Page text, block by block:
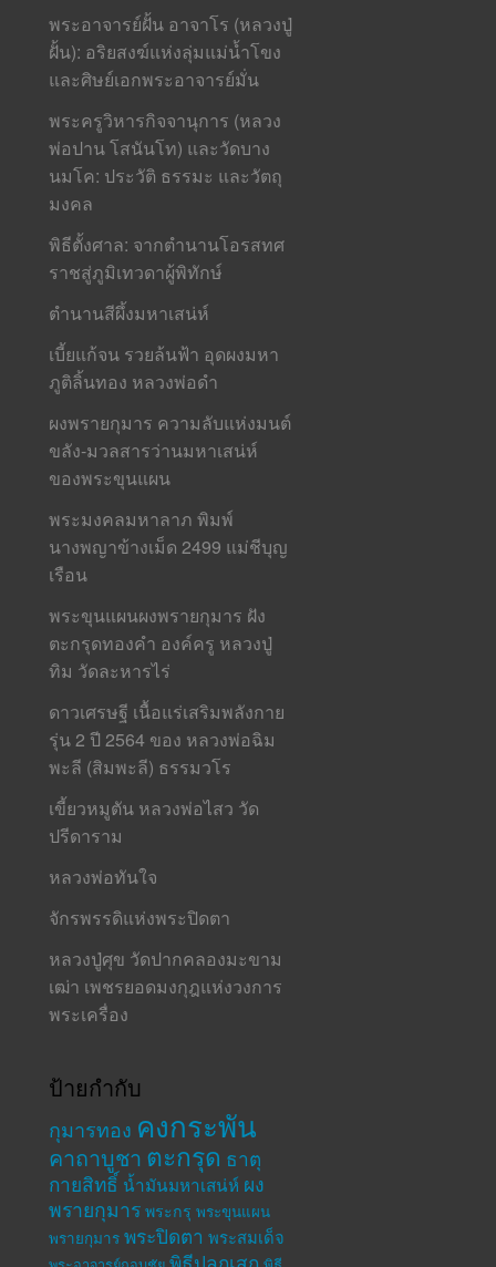
พระอาจารย์ฝั้น อาจาโร (หลวงปู่
ฝั้น): อริยสงฆ์แห่งลุ่มแม่น้ำโขง
และศิษย์เอกพระอาจารย์มั่น
พระครูวิหารกิจจานุการ (หลวง
พ่อปาน โสนันโท) และวัดบาง
นมโค: ประวัติ ธรรมะ และวัตถุ
มงคล
พิธีตั้งศาล: จากตำนานโอรสทศ
ราชสู่ภูมิเทวดาผู้พิทักษ์
ตำนานสีผึ้งมหาเสน่ห์
เบี้ยแก้จน รวยล้นฟ้า อุดผงมหา
ภูติลิ้นทอง หลวงพ่อดำ
ผงพรายกุมาร ความลับแห่งมนต์
ขลัง-มวลสารว่านมหาเสน่ห์
ของพระขุนแผน
พระมงคลมหาลาภ พิมพ์
นางพญาข้างเม็ด 2499 แม่ชีบุญ
เรือน
พระขุนแผนผงพรายกุมาร ฝัง
ตะกรุดทองคำ องค์ครู หลวงปู่
ทิม วัดละหารไร่
ดาวเศรษฐี เนื้อแร่เสริมพลังกาย
รุ่น 2 ปี 2564 ของ หลวงพ่อฉิม
พะลี (สิมพะลี) ธรรมวโร
เขี้ยวหมูตัน หลวงพ่อไสว วัด
ปรีดาราม
หลวงพ่อทันใจ
จักรพรรดิแห่งพระปิดตา
หลวงปู่ศุข วัดปากคลองมะขาม
เฒ่า เพชรยอดมงกุฎแห่งวงการ
พระเครื่อง
ป้ายกำกับ
กุมารทอง คงกระพัน
คาถาบูชา ตะกรุด ธาตุ
กายสิทธิ์ น้ำมันมหาเสน่ห์ ผง
พรายกุมาร พระกรุ พระขุนแผน
พรายกุมาร พระปิดตา พระสมเด็จ